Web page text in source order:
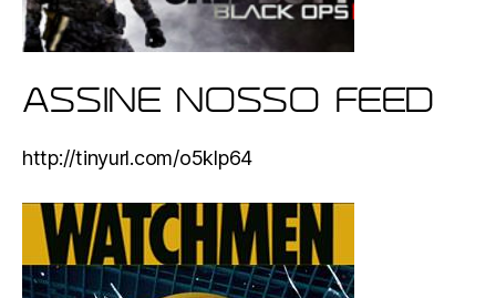
ASSINE NOSSO FEED
http://tinyurl.com/o5klp64